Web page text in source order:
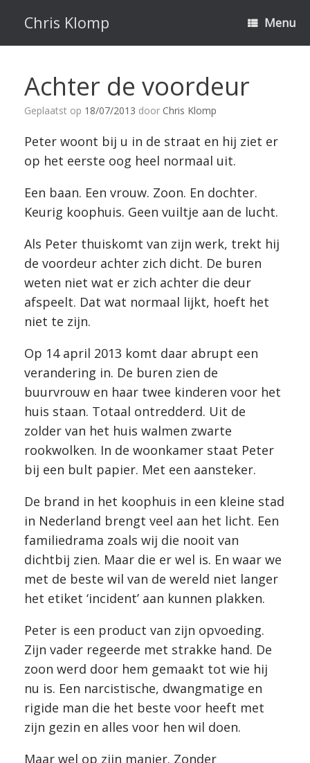
inhoud
Chris Klomp Menu
Achter de voordeur
Geplaatst op 18/07/2013 door Chris Klomp
Peter woont bij u in de straat en hij ziet er
op het eerste oog heel normaal uit.
Een baan. Een vrouw. Zoon. En dochter.
Keurig koophuis. Geen vuiltje aan de lucht.
Als Peter thuiskomt van zijn werk, trekt hij
de voordeur achter zich dicht. De buren
weten niet wat er zich achter die deur
afspeelt. Dat wat normaal lijkt, hoeft het
niet te zijn.
Op 14 april 2013 komt daar abrupt een
verandering in. De buren zien de
buurvrouw en haar twee kinderen voor het
huis staan. Totaal ontredderd. Uit de
zolder van het huis walmen zwarte
rookwolken. In de woonkamer staat Peter
bij een bult papier. Met een aansteker.
De brand in het koophuis in een kleine stad
in Nederland brengt veel aan het licht. Een
familiedrama zoals wij die nooit van
dichtbij zien. Maar die er wel is. En waar we
met de beste wil van de wereld niet langer
het etiket ‘incident’ aan kunnen plakken.
Peter is een product van zijn opvoeding.
Zijn vader regeerde met strakke hand. De
zoon werd door hem gemaakt tot wie hij
nu is. Een narcistische, dwangmatige en
rigide man die het beste voor heeft met
zijn gezin en alles voor hen wil doen.
Maar wel op zijn manier. Zonder